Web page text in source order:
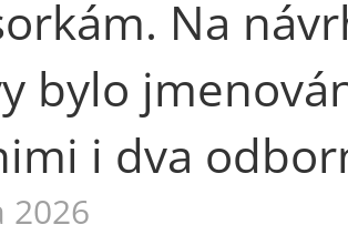
Na
bylo
i dva
2026